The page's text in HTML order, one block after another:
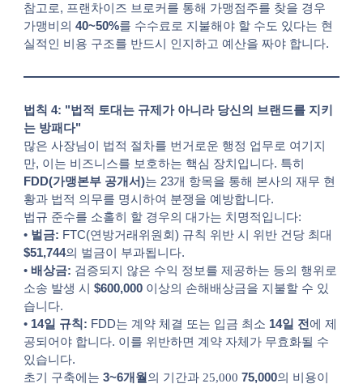
참고로, 프랜차이즈 브로커를 통해 가맹점주를 찾을 경우
가맹비의 40~50%를 수수료로 지불해야 할 수도 있다는 현
실적인 비용 구조를 반드시 인지하고 예산을 짜야 합니다.
법칙 4: "법적 토대는 규제가 아니라 당신의 브랜드를 지키
는 방패다"
많은 사장님이 법적 절차를 번거로운 행정 업무로 여기지
만, 이는 비즈니스를 보호하는 핵심 장치입니다. 특히
FDD(가맹본부 공개서)는 23개 항목을 통해 본사의 재무 현
황과 법적 의무를 명시하여 분쟁을 예방합니다.
법규 준수를 소홀히 할 경우의 대가는 치명적입니다:
• 벌금: FTC(연방거래위원회) 규칙 위반 시 위반 건당 최대
$51,744의 벌금이 부과됩니다.
• 배상금: 검증되지 않은 수익 정보를 제공하는 등의 행위로
소송 발생 시 $600,000 이상의 손해배상금을 지불할 수 있
습니다.
• 14일 규칙: FDD는 계약 체결 또는 입금 최소 14일 전 에 제
공되어야 합니다. 이를 위반하면 계약 자체가 무효화될 수
있습니다.
초기 구축에는 3~6개월 의 기간과 25,000 75,000의 비용이